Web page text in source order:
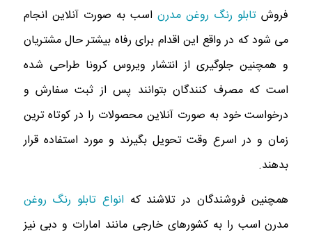
فروش تابلو رنگ روغن مدرناسب به صورت آنلاین انجام
می شود که در واقع این اقدام برای رفاه بیشتر حال مشتریان
و همچنین جلوگیری از انتشار ویروس کرونا طراحی شده
است که مصرف کنندگان بتوانند پس از ثبت سفارش و
درخواست خود به صورت آنلاین محصولات را در کوتاه ترین
زمان و در اسرع وقت تحویل بگیرند و مورد استفاده قرار
بدهند.
همچنین فروشندگان در تلاشند که انواع تابلو رنگ روغن
مدرن اسب را به کشورهای خارجی مانند امارات و دبی نیز